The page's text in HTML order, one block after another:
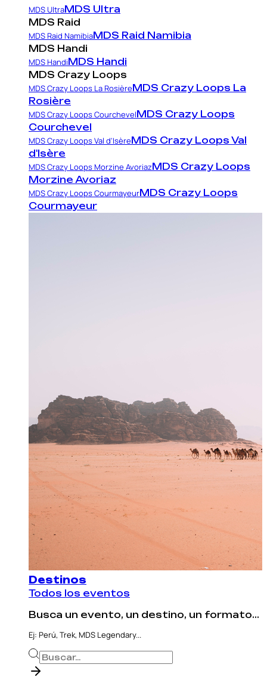
MDS UltraMDS Ultra
MDS Raid
MDS Raid NamibiaMDS Raid Namibia
MDS Handi
MDS HandiMDS Handi
MDS Crazy Loops
MDS Crazy Loops La RosièreMDS Crazy Loops La
Rosière
MDS Crazy Loops CourchevelMDS Crazy Loops
Courchevel
MDS Crazy Loops Val d'IsèreMDS Crazy Loops Val
d'Isère
MDS Crazy Loops Morzine AvoriazMDS Crazy Loops
Morzine Avoriaz
MDS Crazy Loops CourmayeurMDS Crazy Loops
Courmayeur
Destinos
Todos los eventos
Busca un evento, un destino, un formato...
Ej: Perú, Trek, MDS Legendary...